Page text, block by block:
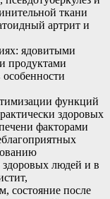
ткани
артрит и
ядовитыми
продуктами
функций
здоровых
факторами
людей и в
состояние после